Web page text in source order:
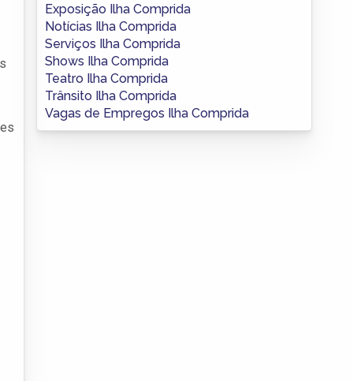
Exposição Ilha Comprida
Notícias Ilha Comprida
Serviços Ilha Comprida
Shows Ilha Comprida
Teatro Ilha Comprida
Trânsito Ilha Comprida
Vagas de Empregos Ilha Comprida